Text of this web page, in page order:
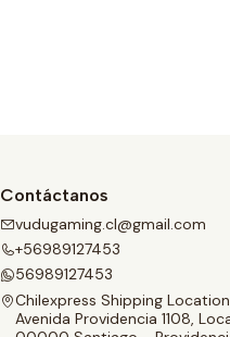
Contáctanos
vudugaming.cl@gmail.com
+56989127453
56989127453
Chilexpress Shipping Location
Avenida Providencia 1108,